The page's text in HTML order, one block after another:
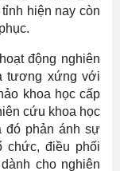
hiện nay còn
động nghiên
tương xứng với
khoa học cấp
cứu khoa học
đó phản ánh sự
chức, điều phối
cho nghiên